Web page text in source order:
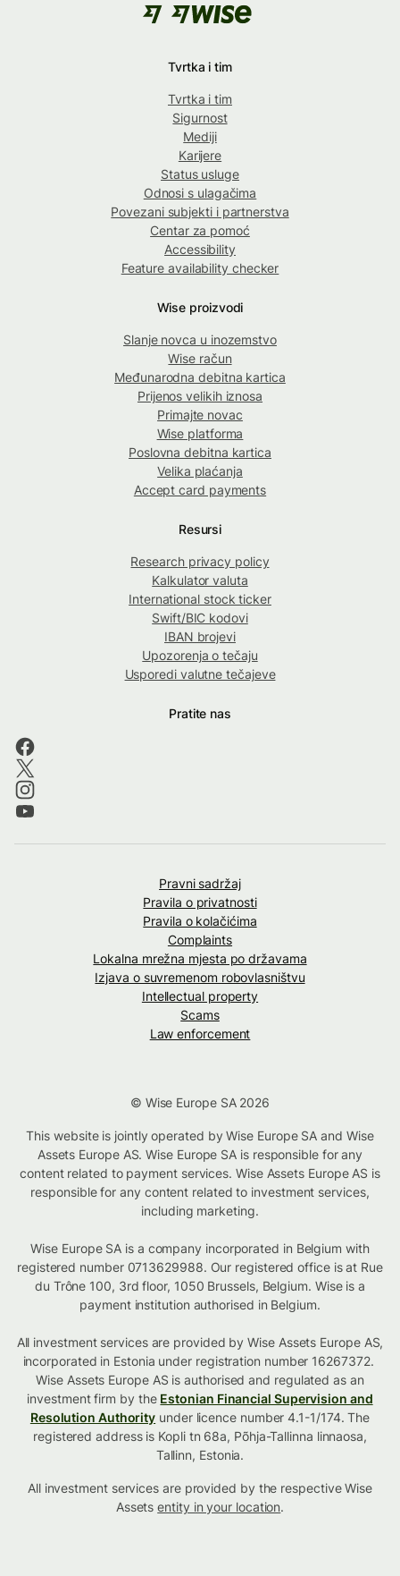
Tvrtka i tim
Tvrtka i tim
Sigurnost
Mediji
Karijere
Status usluge
Odnosi s ulagačima
Povezani subjekti i partnerstva
Centar za pomoć
Accessibility
Feature availability checker
Wise proizvodi
Slanje novca u inozemstvo
Wise račun
Međunarodna debitna kartica
Prijenos velikih iznosa
Primajte novac
Wise platforma
Poslovna debitna kartica
Velika plaćanja
Accept card payments
Resursi
Research privacy policy
Kalkulator valuta
International stock ticker
Swift/BIC kodovi
IBAN brojevi
Upozorenja o tečaju
Usporedi valutne tečajeve
Pratite nas
Pravni sadržaj
Pravila o privatnosti
Pravila o kolačićima
Complaints
Lokalna mrežna mjesta po državama
Izjava o suvremenom robovlasništvu
Intellectual property
Scams
Law enforcement
© Wise Europe SA 2026
This website is jointly operated by Wise Europe SA and Wise
Assets Europe AS. Wise Europe SA is responsible for any
content related to payment services. Wise Assets Europe AS is
responsible for any content related to investment services,
including marketing.
Wise Europe SA is a company incorporated in Belgium with
registered number 0713629988. Our registered office is at Rue
du Trône 100, 3rd floor, 1050 Brussels, Belgium. Wise is a
payment institution authorised in Belgium.
All investment services are provided by Wise Assets Europe AS,
incorporated in Estonia under registration number 16267372.
Wise Assets Europe AS is authorised and regulated as an
investment firm by the Estonian Financial Supervision and
Resolution Authority under licence number 4.1-1/174. The
registered address is Kopli tn 68a, Põhja-Tallinna linnaosa,
Tallinn, Estonia.
All investment services are provided by the respective Wise
Assetsentity in your location.